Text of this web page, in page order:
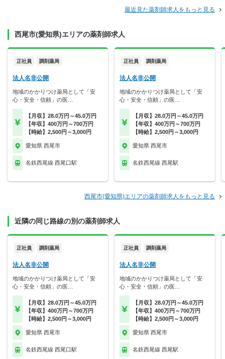
最近見た薬剤師求人をもっと見る
西尾市(愛知県)エリアの薬剤師求人
正社員 調剤薬局
法人名非公開
地域のかかりつけ薬局として「安
心・安全・信頼」の医…
【月収】28.0万円～45.0万円
【年収】400万円～700万円
【時給】2,500円～3,000円
愛知県 西尾市
名鉄西尾線 西尾口駅
正社員 調剤薬局
法人名非公開
地域のかかりつけ薬局として「安
心・安全・信頼」の医…
【月収】28.0万円～45.0万円
【年収】400万円～700万円
【時給】2,500円～3,000円
愛知県 西尾市
名鉄西尾線 西尾駅
西尾市(愛知県)エリアの薬剤師求人をもっと見る
近隣の同じ路線の別の薬剤師求人
正社員 調剤薬局
法人名非公開
地域のかかりつけ薬局として「安
心・安全・信頼」の医…
【月収】28.0万円～45.0万円
【年収】400万円～700万円
【時給】2,500円～3,000円
愛知県 西尾市
名鉄西尾線 西尾口駅
正社員 調剤薬局
法人名非公開
地域のかかりつけ薬局として「安
心・安全・信頼」の医…
【月収】28.0万円～45.0万円
【年収】400万円～700万円
【時給】2,500円～3,000円
愛知県 西尾市
名鉄西尾線 西尾駅